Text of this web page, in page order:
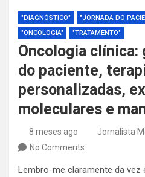
"DIAGNÓSTICO" "JORNADA DO
"ONCOLOGIA"
"TRATAMENTO"
Oncologia clínica:
do paciente,
personalizadas,
moleculares e
8 meses ago
Jornalista
No Comments
Lembro-me claramente da vez